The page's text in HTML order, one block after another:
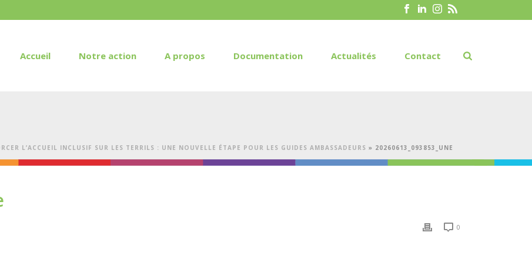
Accueil Notre action A propos Documentation Actualités Contact
L’ACCUEIL INCLUSIF SUR LES TERRILS : UNE NOUVELLE ÉTAPE POUR LES GUIDES AMBASSADEURS » 20260613_093853_UNE
0